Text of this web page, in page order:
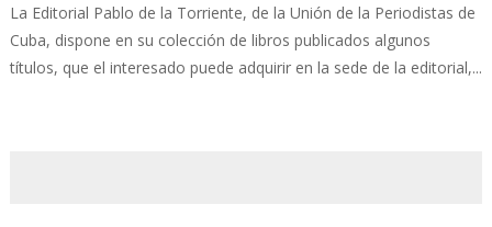
La Editorial Pablo de la Torriente, de la Unión de la Periodistas de
Cuba, dispone en su colección de libros publicados algunos
títulos, que el interesado puede adquirir en la sede de la editorial,...